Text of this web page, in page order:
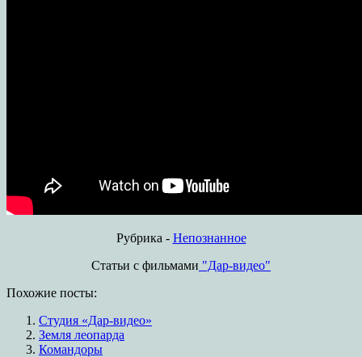
Рубрика - Непознанное
Статьи с фильмами "Дар-видео"
Похожие посты:
Студия «Дар-видео»
Земля леопарда
Командоры